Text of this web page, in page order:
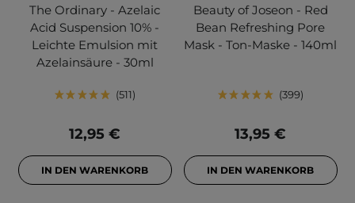
The Ordinary - Azelaic
Acid Suspension 10% -
Leichte Emulsion mit
Azelainsäure - 30ml
511
12,95 €
IN DEN WARENKORB
Beauty of Joseon - Red
Bean Refreshing Pore
Mask - Ton-Maske - 140ml
399
13,95 €
IN DEN WARENKORB